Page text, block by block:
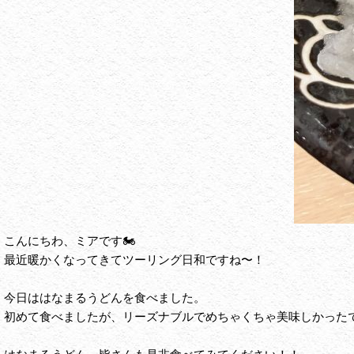
こんにちわ、ミアです🏍️
最近暖かくなってきてツーリング日和ですね〜！
今日ははなまるうどんを食べました。
初めて食べましたが、リーズナブルでめちゃくちゃ美味しかった